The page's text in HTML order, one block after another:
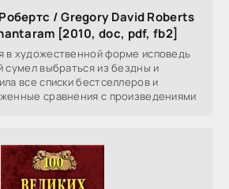
/ Gregory David Roberts
[2010, doc, pdf, fb2]
в художественной форме исповедь
сумел выбраться из бездны и
все списки бестселлеров и
сравнения с произведениями